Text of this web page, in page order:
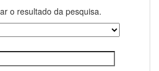
o resultado da pesquisa.